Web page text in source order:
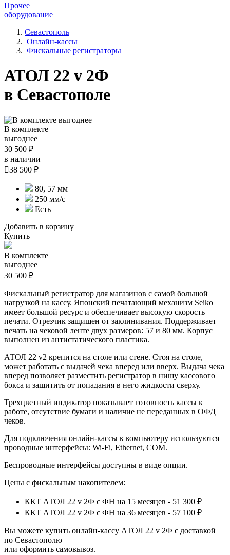
Прочее
оборудование
Севастополь
Онлайн-кассы
Фискальные регистраторы
АТОЛ 22 v 2Ф
в Севастополе
В комплекте
выгоднее
30 500 ₽
в наличии
38 500 ₽
80, 57 мм
250 мм/с
Есть
Добавить в корзину
Купить
В комплекте
выгоднее
30 500 ₽
Фискальный регистратор для магазинов с самой большой
нагрузкой на кассу. Японский печатающий механизм Seiko
имеет большой ресурс и обеспечивает высокую скорость
печати. Отрезчик защищен от заклинивания. Поддерживает
печать на чековой ленте двух размеров: 57 и 80 мм. Корпус
выполнен из антистатического пластика.
АТОЛ 22 v2 крепится на столе или стене. Стоя на столе,
может работать с выдачей чека вперед или вверх. Выдача чека
вперед позволяет разместить регистратор в нишу кассового
бокса и защитить от попадания в него жидкости сверху.
Трехцветный индикатор показывает готовность кассы к
работе, отсутствие бумаги и наличие не переданных в ОФД
чеков.
Для подключения онлайн-кассы к компьютеру используются
проводные интерфейсы: Wi-Fi, Ethernet, COM.
Беспроводные интерфейсы доступны в виде опции.
Цены с фискальным накопителем:
ККТ АТОЛ 22 v 2Ф с ФН на 15 месяцев - 51 300 ₽
ККТ АТОЛ 22 v 2Ф с ФН на 36 месяцев - 57 100 ₽
Вы можете купить онлайн‑кассу АТОЛ 22 v 2Ф с доставкой
по Севастополю
или оформить самовывоз.